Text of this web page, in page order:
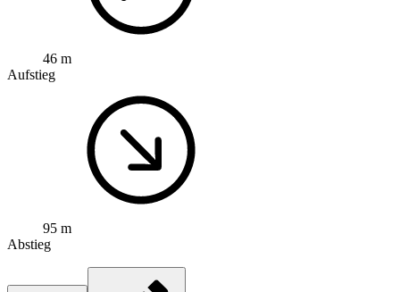
46 m
Aufstieg
95 m
Abstieg